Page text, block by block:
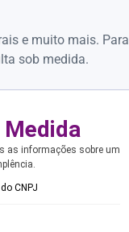
e muito mais. Para
sob medida.
as informações sobre um
CNPJ